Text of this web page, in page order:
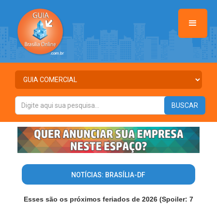
NOTÍCIAS: BRASÍLIA-DF
Esses são os próximos feriados de 2026 (Spoiler: 7